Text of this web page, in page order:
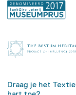
Draag je het